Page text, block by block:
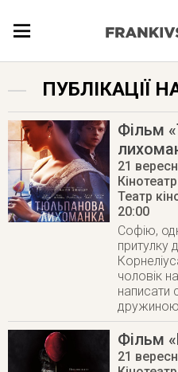
ЛОКАЦІЇ
ПУБЛІКАЦІЇ
ПУБЛІКАЦІЇ
Фільм
21
Театр
20:00
Софію,
притулку
чоловік
написати
дружиною
Фільм
21